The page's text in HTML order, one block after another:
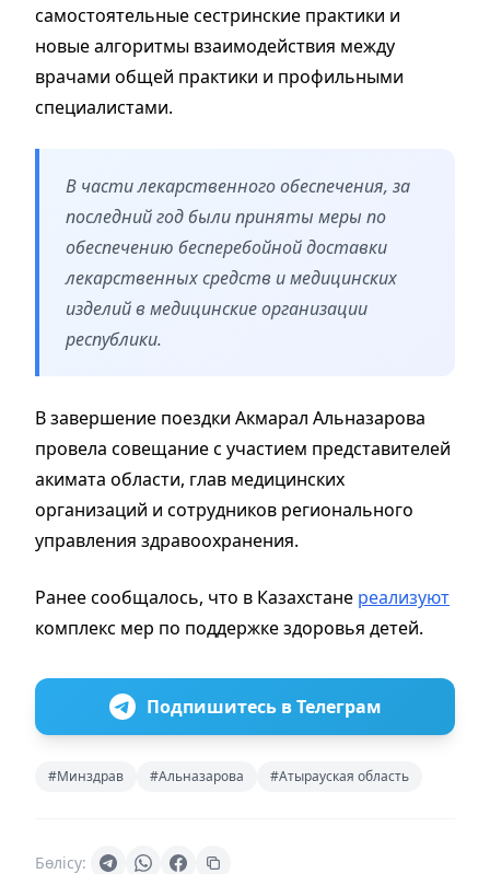
самостоятельные сестринские практики и
новые алгоритмы взаимодействия между
врачами общей практики и профильными
специалистами.
В части лекарственного обеспечения, за
последний год были приняты меры по
обеспечению бесперебойной доставки
лекарственных средств и медицинских
изделий в медицинские организации
республики.
В завершение поездки Акмарал Альназарова
провела совещание с участием представителей
акимата области, глав медицинских
организаций и сотрудников регионального
управления здравоохранения.
Ранее сообщалось, что в Казахстане реализуют
комплекс мер по поддержке здоровья детей.
Подпишитесь в Телеграм
#Минздрав #Альназарова #Атырауская область
Бөлісу: